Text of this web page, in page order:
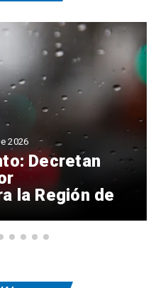
Decretan
la Región de
2026